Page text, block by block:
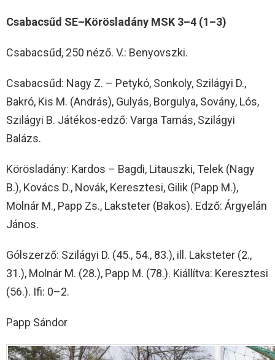
Csabacsűd SE–Körösladány MSK 3–4 (1–3)
Csabacsűd, 250 néző. V.: Benyovszki.
Csabacsűd: Nagy Z. – Petykó, Sonkoly, Szilágyi D.,
Bakró, Kis M. (András), Gulyás, Borgulya, Sovány, Lós,
Szilágyi B. Játékos-edző: Varga Tamás, Szilágyi
Balázs.
Körösladány: Kardos – Bagdi, Litauszki, Telek (Nagy
B.), Kovács D., Novák, Keresztesi, Gilik (Papp M.),
Molnár M., Papp Zs., Laksteter (Bakos). Edző: Árgyelán
János.
Gólszerző: Szilágyi D. (45., 54., 83.), ill. Laksteter (2.,
31.), Molnár M. (28.), Papp M. (78.). Kiállítva: Keresztesi
(56.). Ifi: 0–2.
Papp Sándor